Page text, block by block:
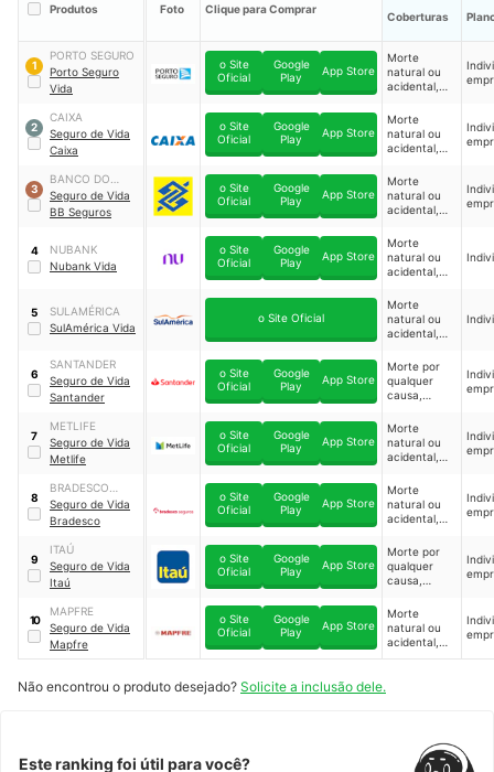
Produtos Foto Clique para Comprar
Coberturas
1
PORTO SEGURO
Porto Seguro
Vida
o Site
Oficial
Google
Play
App Store
Morte
natural ou
acidental,
permanente
parcial ou
total por
acidente,
pessoais e
diagnóstico
de doenças
2
CAIXA
Seguro de Vida
Caixa
o Site
Oficial
Google
Play
App Store
Morte
natural ou
acidental,
permanente
parcial ou
total por
acidente e
de doenças
graves
3
BANCO DO
BRASIL
Seguro de Vida
BB Seguros
o Site
Oficial
Google
Play
App Store
Morte
natural ou
acidental,
permanente
parcial ou
total por
acidente e
de doenças
graves
4
NUBANK
Nubank Vida
o Site
Oficial
Google
Play
App Store
Morte
natural ou
acidental,
permanente
parcial ou
total por
acidente e
pessoais
5
SULAMÉRICA
SulAmérica Vida
o Site Oficial
Morte
natural ou
acidental,
permanente
parcial ou
total por
acidente,
pessoais e
diagnóstico
de doenças
6
SANTANDER
Seguro de Vida
Santander
o Site
Oficial
Google
Play
App Store
Morte por
qualquer
causa,
permanente
total ou
parcial por
acidente,
pessoais,
diagnóstico
de doenças
diária por
afastamento
temporário
7
METLIFE
Seguro de Vida
Metlife
o Site
Oficial
Google
Play
App Store
Morte
natural ou
acidental,
permanente
total ou
parcial por
acidente,
pessoais,
diagnóstico
de doenças
internação
hospitalar,
entre outros
8
BRADESCO
SEGUROS
Seguro de Vida
Bradesco
o Site
Oficial
Google
Play
App Store
Morte
natural ou
acidental,
permanente
parcial ou
total por
acidentes,
pessoais e
diagnóstico
de doenças
graves,
9
ITAÚ
Seguro de Vida
Itaú
o Site
Oficial
Google
Play
App Store
Morte por
qualquer
causa,
permanente
total ou
parcial por
acidente e
10
MAPFRE
Seguro de Vida
Mapfre
o Site
Oficial
Google
Play
App Store
Morte
natural ou
acidental,
invalidez
graves e
diagnóstico
Não encontrou o produto desejado? Solicite a inclusão dele.
Este ranking foi útil para você?